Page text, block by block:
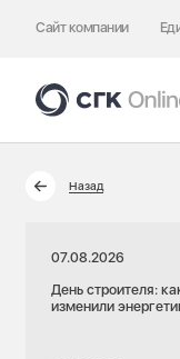
Сайт компании
Назад
07.08.2026
День строителя:
изменили